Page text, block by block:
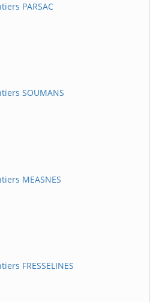
PARSAC
SOUMANS
MEASNES
FRESSELINES